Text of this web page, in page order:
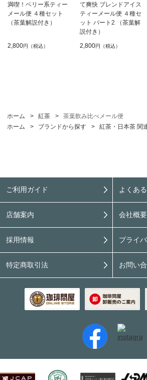
満喫！ベリー系ティー
メール便 ４種セット
（茶葉解説付き）
2,800円（税込）
て爽快 ブレンドアイス
ティーメール便 ４種セ
ット パート2 （茶葉解
説付き）
2,800円（税込）
ホーム > 紅茶 >
茶葉飲み比べメール便
ホーム
> ブランドから探す > 紅茶・日本茶 関
ご利用ガイド よくあ
店舗案内 会社概要
採用情報 プライ
特定商取引法 お問い